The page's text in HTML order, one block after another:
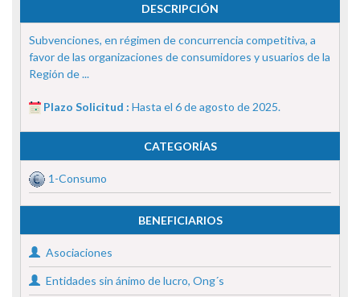
DESCRIPCIÓN
Subvenciones, en régimen de concurrencia competitiva, a
favor de las organizaciones de consumidores y usuarios de la
Región de ...
Plazo Solicitud : Hasta el 6 de agosto de 2025.
CATEGORÍAS
1-Consumo
BENEFICIARIOS
Asociaciones
Entidades sin ánimo de lucro, Ong´s